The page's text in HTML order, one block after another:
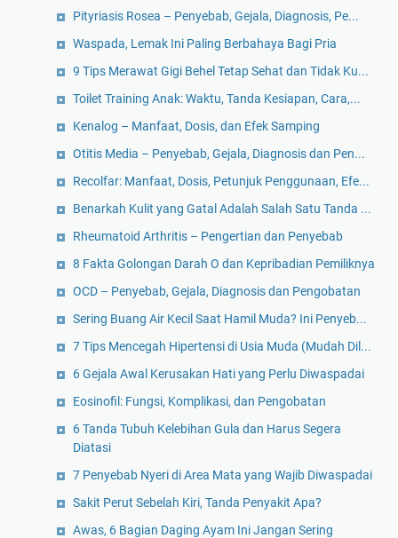
Pityriasis Rosea – Penyebab, Gejala, Diagnosis, Pe...
Waspada, Lemak Ini Paling Berbahaya Bagi Pria
9 Tips Merawat Gigi Behel Tetap Sehat dan Tidak Ku...
Toilet Training Anak: Waktu, Tanda Kesiapan, Cara,...
Kenalog – Manfaat, Dosis, dan Efek Samping
Otitis Media – Penyebab, Gejala, Diagnosis dan Pen...
Recolfar: Manfaat, Dosis, Petunjuk Penggunaan, Efe...
Benarkah Kulit yang Gatal Adalah Salah Satu Tanda ...
Rheumatoid Arthritis – Pengertian dan Penyebab
8 Fakta Golongan Darah O dan Kepribadian Pemiliknya
OCD – Penyebab, Gejala, Diagnosis dan Pengobatan
Sering Buang Air Kecil Saat Hamil Muda? Ini Penyeb...
7 Tips Mencegah Hipertensi di Usia Muda (Mudah Dil...
6 Gejala Awal Kerusakan Hati yang Perlu Diwaspadai
Eosinofil: Fungsi, Komplikasi, dan Pengobatan
6 Tanda Tubuh Kelebihan Gula dan Harus Segera
Diatasi
7 Penyebab Nyeri di Area Mata yang Wajib Diwaspadai
Sakit Perut Sebelah Kiri, Tanda Penyakit Apa?
Awas, 6 Bagian Daging Ayam Ini Jangan Sering